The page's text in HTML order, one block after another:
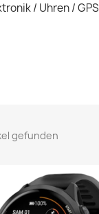
/ Uhren / GPS
gefunden